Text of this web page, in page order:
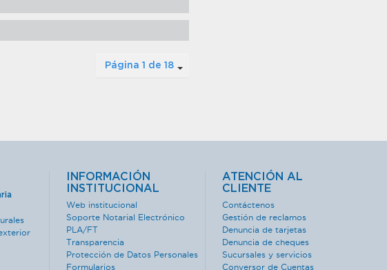
Página 1 de 18
INFORMACIÓN
INSTITUCIONAL
Web institucional
Soporte Notarial Electrónico
PLA/FT
Transparencia
Protección de Datos Personales
Formularios
ATENCIÓN AL
CLIENTE
Contáctenos
Gestión de reclamos
Denuncia de tarjetas
Denuncia de cheques
Sucursales y servicios
Conversor de Cuentas